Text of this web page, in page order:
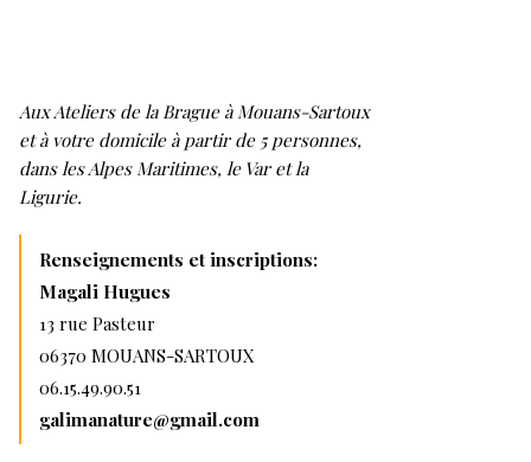
Aux Ateliers de la Brague à Mouans-Sartoux
et à votre domicile à partir de 5 personnes,
dans les Alpes Maritimes, le Var et la
Ligurie.
Renseignements et inscriptions:
Magali Hugues
13 rue Pasteur
06370 MOUANS-SARTOUX
06.15.49.90.51
galimanature@gmail.com